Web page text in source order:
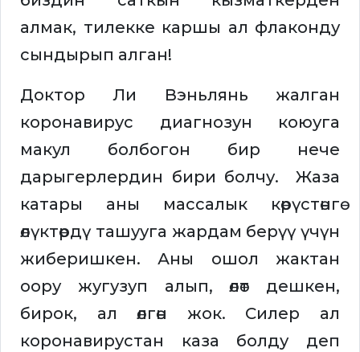
алмак, тилекке каршы ал флаконду
сындырып алган!
Доктор Ли Вэньлянь жалган
коронавирус диагнозун коюуга
макул болбогон бир нече
дарыгерлердин бири болчу. Жаза
катары аны массалык көрүстөнгө
өлүктөрдү ташууга жардам берүү үчүн
жиберишкен. Аны ошол жактан
оору жугузуп алып, өлөт дешкен,
бирок, ал өлгөн жок. Силер ал
коронавирустан каза болду деп